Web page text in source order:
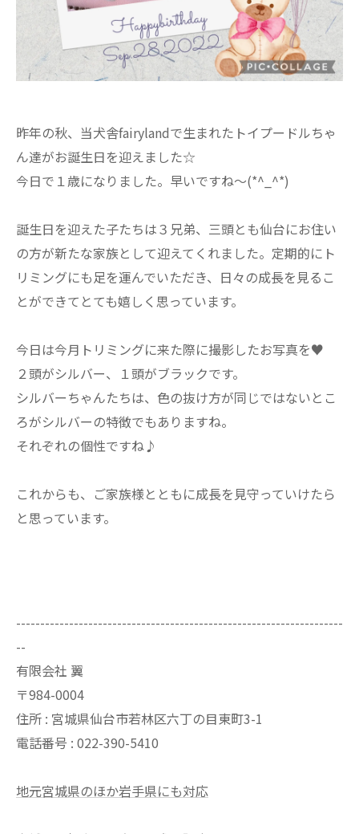
昨年の秋、当犬舎fairylandで生まれたトイプードルちゃ
ん達がお誕生日を迎えました☆
今日で１歳になりました。早いですね～(*^_^*)
誕生日を迎えた子たちは３兄弟、三頭とも仙台にお住い
の方が新たな家族として迎えてくれました。定期的にト
リミングにも足を運んでいただき、日々の成長を見るこ
とができてとても嬉しく思っています。
今日は今月トリミングに来た際に撮影したお写真を♥
２頭がシルバー、１頭がブラックです。
シルバーちゃんたちは、色の抜け方が同じではないとこ
ろがシルバーの特徴でもありますね。
それぞれの個性ですね♪
これからも、ご家族様とともに成長を見守っていけたら
と思っています。
--------------------------------------------------------------------
--
有限会社 翼
〒984-0004
住所 : 宮城県仙台市若林区六丁の目東町3-1
電話番号 : 022-390-5410
地元宮城県のほか岩手県にも対応